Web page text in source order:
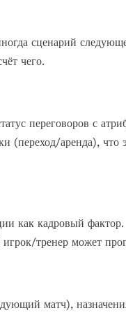
сценарий
чего.
переговоров с
(переход/аренда), что
как кадровый фактор.
тренер может
матч),